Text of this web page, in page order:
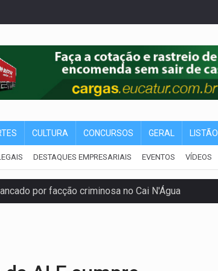
CULTURA CONCURSOS GERAL LISTÃO
DESTAQUES EMPRESARIAIS EVENTOS VÍDEOS
por facção criminosa no Cai N'Água
após colombiana furtar celular de menina
possível base secreta no satélite natural da Terra